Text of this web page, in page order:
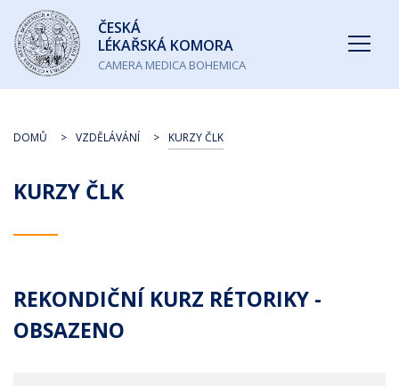
Česká
lékařská
komora
ČESKÁ
LÉKAŘSKÁ KOMORA
CAMERA MEDICA BOHEMICA
KURZY ČLK
DOMŮ VZDĚLÁVÁNÍ KURZY ČLK
REKONDIČNÍ KURZ RÉTORIKY -
OBSAZENO